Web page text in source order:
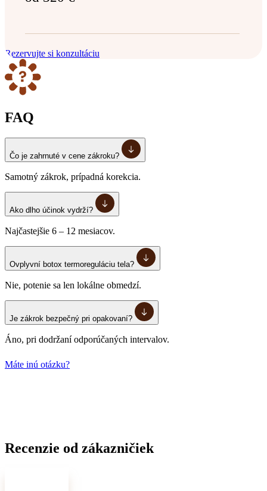
Rezervujte si konzultáciu
FAQ
Čo je zahrnuté v cene zákroku?
Samotný zákrok, prípadná korekcia.
Ako dlho účinok vydrží?
Najčastejšie 6 – 12 mesiacov.
Ovplyvní botox termoreguláciu tela?
Nie, potenie sa len lokálne obmedzí.
Je zákrok bezpečný pri opakovaní?
Áno, pri dodržaní odporúčaných intervalov.
Máte inú otázku?
Recenzie od zákazničiek